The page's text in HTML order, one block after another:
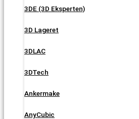
3DE (3D Eksperten)
3D Lageret
3DLAC
3DTech
Ankermake
AnyCubic